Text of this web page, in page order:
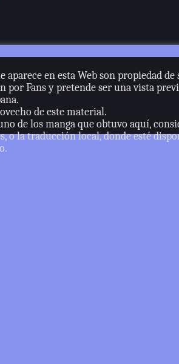
aparece en esta Web son propiedad de
por Fans y pretende ser una vista
de este material.
de los manga que obtuvo aquí,
o la traducción local, donde esté